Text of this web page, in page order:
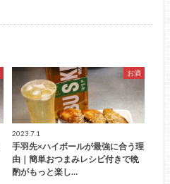
お酒
2023.7.1
手羽先×ハイボールが最強に合う理
由｜簡単おつまみレシピ付きで晩
酌がもっと楽し…